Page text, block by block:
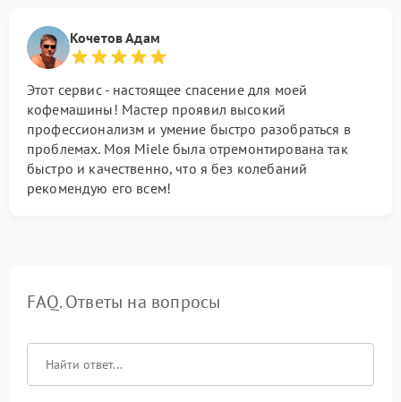
Кочетов Адам
Этот сервис - настоящее спасение для моей
кофемашины! Мастер проявил высокий
профессионализм и умение быстро разобраться в
проблемах. Моя Miele была отремонтирована так
быстро и качественно, что я без колебаний
рекомендую его всем!
FAQ. Ответы на вопросы